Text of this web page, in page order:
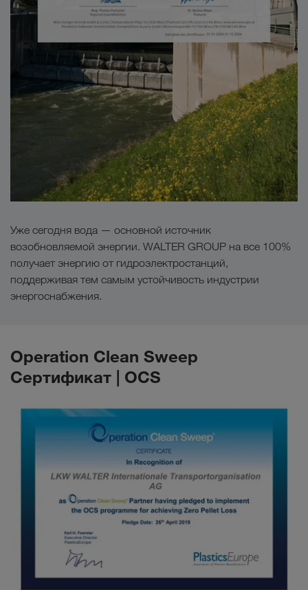
Уже сегодня вода — основной источник
возобновляемой энергии. WALTER GROUP на все 100%
получает энергию от гидроэлектростанций,
поддерживая тем самым устойчивость индустрии
энергоснабжения.
Operation Clean Sweep
Сертификат | OCS